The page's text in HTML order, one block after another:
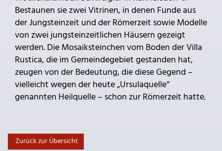
Bestaunen sie zwei Vitrinen, in denen Funde aus
der Jungsteinzeit und der Römerzeit sowie Modelle
von zwei jungsteinzeitlichen Häusern gezeigt
werden. Die Mosaiksteinchen vom Boden der Villa
Rustica, die im Gemeindegebiet gestanden hat,
zeugen von der Bedeutung, die diese Gegend –
vielleicht wegen der heute „Ursulaquelle“
genannten Heilquelle – schon zur Römerzeit hatte.
Zurück zur Übersicht